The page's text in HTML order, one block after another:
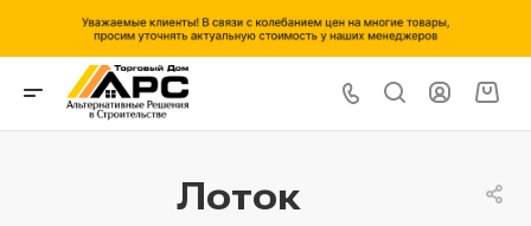
Лоток